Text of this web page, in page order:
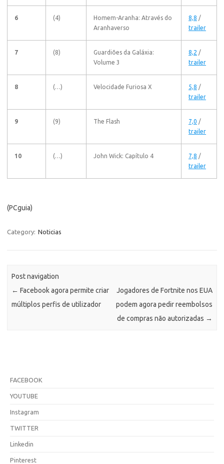
6 (4)
Homem-Aranha: Através do
Aranhaverso
8,8 /
trailer
7 (8)
Guardiões da Galáxia:
Volume 3
8,2 /
trailer
8 (…) Velocidade Furiosa X 5,8 /
trailer
9 (9) The Flash 7,0 /
trailer
10 (…) John Wick: Capítulo 4 7,8 /
trailer
(PCguia)
Category: Noticias
Post navigation
← Facebook agora permite criar
múltiplos perfis de utilizador
Jogadores de Fortnite nos EUA
podem agora pedir reembolsos
de compras não autorizadas →
FACEBOOK
YOUTUBE
Instagram
TWITTER
Linkedin
Pinterest